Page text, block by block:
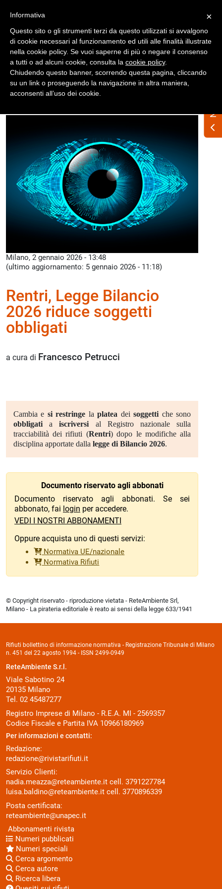
Accedi
Home News Nazionali
Milano, 2 gennaio 2026 - 13:48
(ultimo aggiornamento: 5 gennaio 2026 - 11:18)
Rentri, Legge Bilancio
2026 riduce soggetti
obbligati
a cura di Francesco Petrucci
Cambia e si restringe laplatea deisoggetti che sono
obbligatiaiscriversi al Registro nazionale sulla
tracciabilità dei rifiuti (Rentri) dopo le modifiche alla
disciplina apportate dalla legge di Bilancio 2026.
Documento riservato agli abbonati
Documento riservato agli abbonati. Se sei
abbonato, fai login per accedere.
VEDI I NOSTRI ABBONAMENTI
Oppure acquista uno di questi servizi:
Normativa UE/nazionale
Normativa Rifiuti
© Copyright riservato - riproduzione vietata - ReteAmbiente Srl,
Milano - La pirateria editoriale è reato ai sensi della legge 633/1941
Rifiuti bollettino di informazione normativa - Registrazione Tribunale di Milano
n. 451 del 22 agosto 1994 - ISSN 2499-0949
ReteAmbiente S.r.l.
Viale Sabotino 24
20135 Milano
Tel. 02 45487277
Registro Imprese di Milano - R.E.A. MI - 2569357
Codice Fiscale e Partita IVA 10966180969
Per informazioni e contatti:
Redazione:
redazione@rivistarifiuti.it
Servizio Clienti:
nadia.meazza@reteambiente.it cell. 3791227784
luisa.baldino@reteambiente.it cell. 3770896339
Posta certificata:
reteambiente@unapec.it
Abbonamenti rivista
Numeri pubblicati
Numeri speciali
Cerca argomento
Cerca autore
Ricerca libera
×
Informativa
Questo sito o gli strumenti terzi da questo utilizzati si avvalgono
di cookie necessari al funzionamento ed utili alle finalità illustrate
nella cookie policy. Se vuoi saperne di più o negare il consenso
a tutti o ad alcuni cookie, consulta la cookie policy.
Chiudendo questo banner, scorrendo questa pagina, cliccando
su un link o proseguendo la navigazione in altra maniera,
acconsenti all’uso dei cookie.